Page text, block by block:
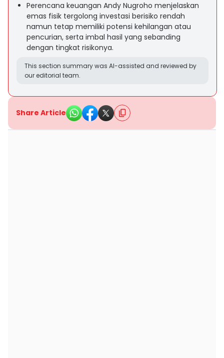
Perencana keuangan Andy Nugroho menjelaskan
emas fisik tergolong investasi berisiko rendah
namun tetap memiliki potensi kehilangan atau
pencurian, serta imbal hasil yang sebanding
dengan tingkat risikonya.
This section summary was AI-assisted and reviewed by
our editorial team.
Share Article